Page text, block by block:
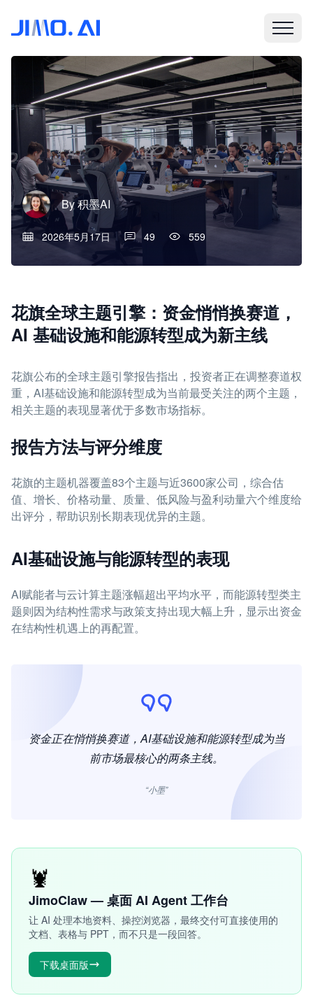
By积墨AI
2026年5月17日 49 559
花旗全球主题引擎：资金悄悄换赛道，
AI 基础设施和能源转型成为新主线
花旗公布的全球主题引擎报告指出，投资者正在调整赛道权
重，AI基础设施和能源转型成为当前最受关注的两个主题，
相关主题的表现显著优于多数市场指标。
报告方法与评分维度
花旗的主题机器覆盖83个主题与近3600家公司，综合估
值、增长、价格动量、质量、低风险与盈利动量六个维度给
出评分，帮助识别长期表现优异的主题。
AI基础设施与能源转型的表现
AI赋能者与云计算主题涨幅超出平均水平，而能源转型类主
题则因为结构性需求与政策支持出现大幅上升，显示出资金
在结构性机遇上的再配置。
资金正在悄悄换赛道，AI基础设施和能源转型成为当
前市场最核心的两条主线。
“小墨”
🦞
JimoClaw — 桌面 AI Agent 工作台
让 AI 处理本地资料、操控浏览器，最终交付可直接使用的
文档、表格与 PPT，而不只是一段回答。
下载桌面版